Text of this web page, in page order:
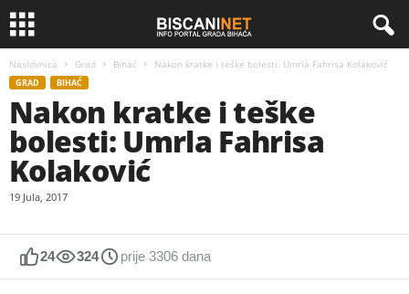
Naslovnica Grad Bihać Nakon kratke i teške bolesti: Umrla Fahrisa Kolaković
GRAD BIHAĆ
Nakon kratke i teške
bolesti: Umrla Fahrisa
Kolaković
19 Jula, 2017
24 324 prije 3306 dana